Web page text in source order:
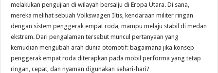
melakukan pengujian di wilayah bersalju di Eropa Utara. Di sana,
mereka melihat sebuah Volkswagen Iltis, kendaraan militer ringan
dengan sistem penggerak empat roda, mampu melaju stabil di medan
ekstrem. Dari pengalaman tersebut muncul pertanyaan yang
kemudian mengubah arah dunia otomotif: bagaimana jika konsep
penggerak empat roda diterapkan pada mobil performa yang tetap
ringan, cepat, dan nyaman digunakan sehari-hari?